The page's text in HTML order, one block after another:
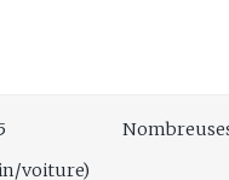
voiture)